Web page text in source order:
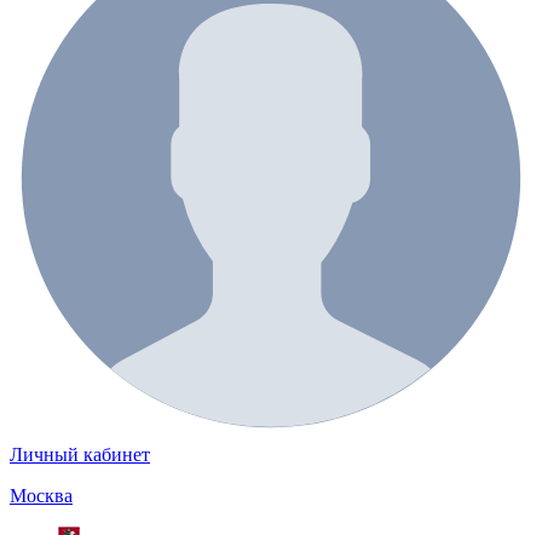
Личный кабинет
Москва